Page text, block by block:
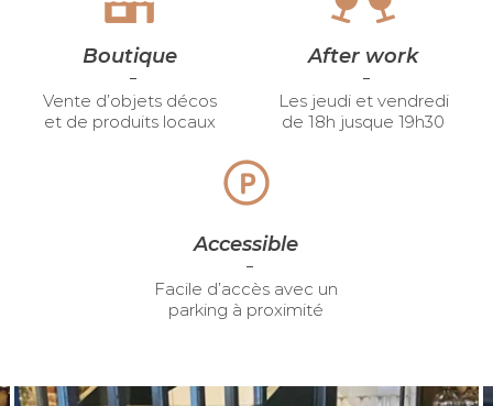
Boutique
Vente d’objets décos
et de produits locaux
After work
Les jeudi et vendredi
de 18h jusque 19h30
Accessible
Facile d’accès avec un
parking à proximité